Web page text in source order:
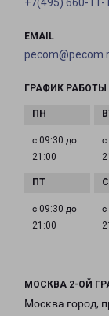
+7(495) 660-11-
EMAIL
ГРАФИК РАБОТЫ
с 09:30 до
21:00
с
с 09:30 до
21:00
с
МОСКВА 2-ОЙ
Москва город,